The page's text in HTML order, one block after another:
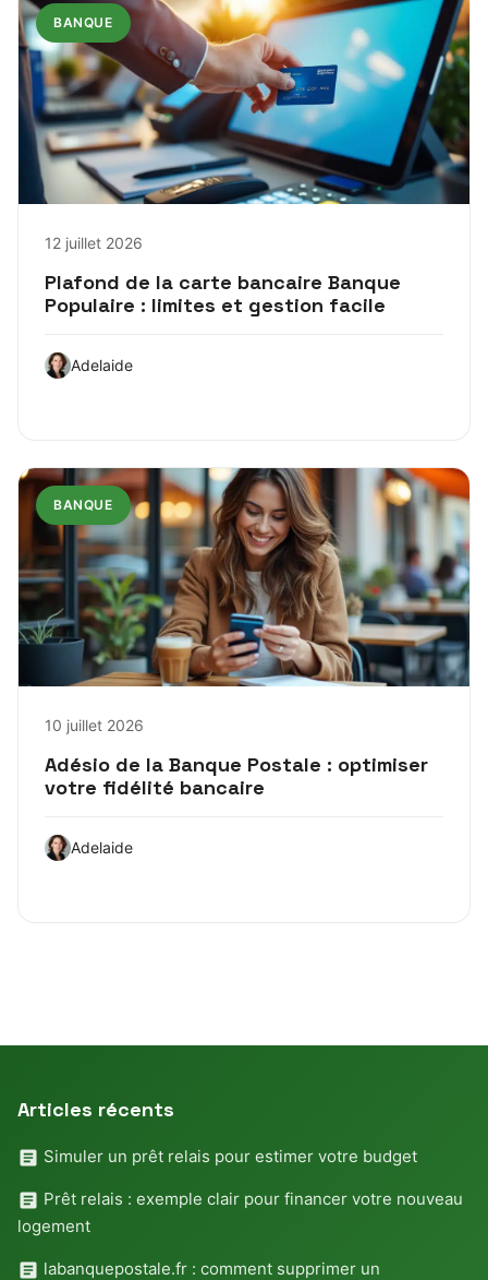
BANQUE
12 juillet 2026
Plafond de la carte bancaire Banque
Populaire : limites et gestion facile
Adelaide
BANQUE
10 juillet 2026
Adésio de la Banque Postale : optimiser
votre fidélité bancaire
Adelaide
Articles récents
Simuler un prêt relais pour estimer votre budget
Prêt relais : exemple clair pour financer votre nouveau
logement
labanquepostale.fr : comment supprimer un